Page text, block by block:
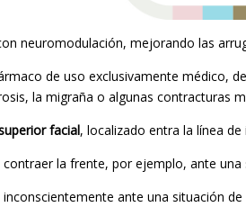
neuromodulación, mejorando las
de uso exclusivamente médico,
la migraña o algunas contracturas
facial, localizado entra la línea
la frente, por ejemplo, ante una
ante una situación